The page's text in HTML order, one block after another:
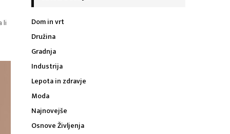
li
Dom in vrt
Družina
Gradnja
Industrija
Lepota in zdravje
Moda
Najnovejše
Osnove Življenja